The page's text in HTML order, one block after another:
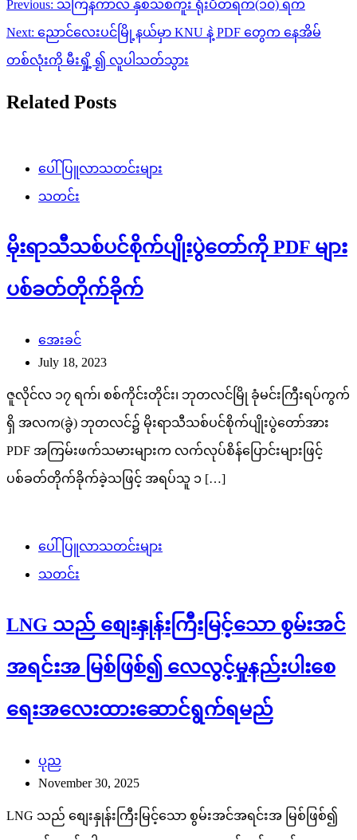
navigation
Previous: သင်္ကြန်ကာလ နှစ်သစ်ကူး ရုံးပိတ်ရက်(၁၀) ရက်
Next: ညောင်လေးပင်မြို့နယ်မှာ KNU နဲ့ PDF တွေက နေအိမ်
တစ်လုံးကို မီးရှို့ ၍ လူပါသတ်သွား
Related Posts
ပေါ်ပြူလာသတင်းများ
သတင်း
မိုးရာသီသစ်ပင်စိုက်ပျိုးပွဲတော်ကို PDF များ
ပစ်ခတ်တိုက်ခိုက်
အေးခင်
July 18, 2023
ဇူလိုင်လ ၁၇ ရက်၊ စစ်ကိုင်းတိုင်း၊ ဘုတလင်မြို ခုံမင်းကြီးရပ်ကွက်
ရှိ အလက(ခွဲ) ဘုတလင်၌ မိုးရာသီသစ်ပင်စိုက်ပျိုးပွဲတော်အား
PDF အကြမ်းဖက်သမားများက လက်လုပ်စိန်ပြောင်းများဖြင့်
ပစ်ခတ်တိုက်ခိုက်ခဲ့သဖြင့် အရပ်သူ ၁ […]
ပေါ်ပြူလာသတင်းများ
သတင်း
LNG သည် စျေးနှုန်းကြီးမြင့်သော စွမ်းအင်
အရင်းအ မြစ်ဖြစ်၍ လေလွင့်မှုနည်းပါးစေ
ရေးအလေးထားဆောင်ရွက်ရမည်
ပုည
November 30, 2025
LNG သည် စျေးနှုန်းကြီးမြင့်သော စွမ်းအင်အရင်းအ မြစ်ဖြစ်၍